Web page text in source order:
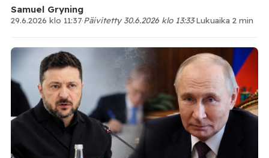
Samuel Gryning
29.6.2026 klo 11:37·Päivitetty 30.6.2026 klo 13:33·Lukuaika 2 min